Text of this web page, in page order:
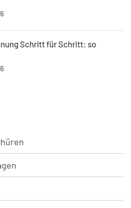
Schritt für Schritt: so